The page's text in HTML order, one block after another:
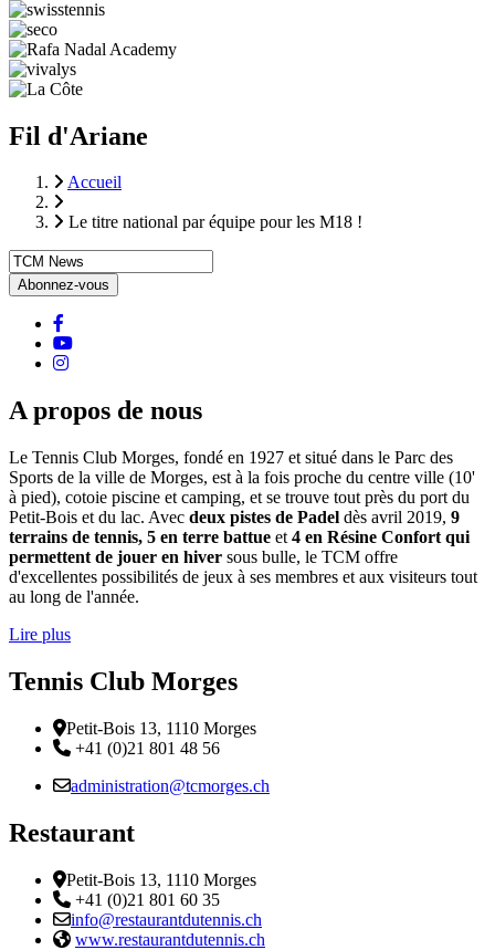
Fil d'Ariane
Accueil
Le titre national par équipe pour les M18 !
Youtube
instagram
A propos de nous
Le Tennis Club Morges, fondé en 1927 et situé dans le Parc des
Sports de la ville de Morges, est à la fois proche du centre ville (10'
à pied), cotoie piscine et camping, et se trouve tout près du port du
Petit-Bois et du lac. Avec deux pistes de Padel dès avril 2019, 9
terrains de tennis, 5 en terre battue et 4 en Résine Confort qui
permettent de jouer en hiver sous bulle, le TCM offre
d'excellentes possibilités de jeux à ses membres et aux visiteurs tout
au long de l'année.
Lire plus
Tennis Club Morges
Adresse
Petit-Bois 13, 1110 Morges
Téléphone:
+41 (0)21 801 48 56
Email :
administration@tcmorges.ch
Restaurant
Adresse
Petit-Bois 13, 1110 Morges
Téléphone:
+41 (0)21 801 60 35
Email :
info@restaurantdutennis.ch
Site web:
www.restaurantdutennis.ch